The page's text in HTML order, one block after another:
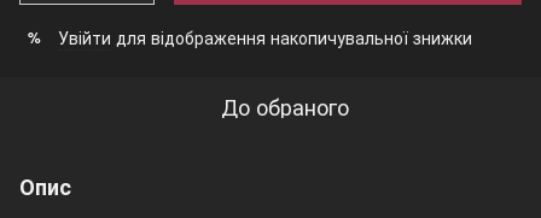
% Увійти для відображення накопичувальної знижки
До обраного
Опис